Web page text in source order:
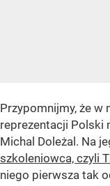
Przypomnijmy, że w
reprezentacji Polski
Michal Doleżal. Na
szkoleniowca, czyli
niego pierwsza tak